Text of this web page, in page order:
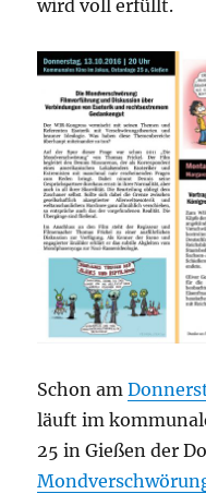
wird voll erfüllt.
Schon am
läuft im
25 in Gießen der